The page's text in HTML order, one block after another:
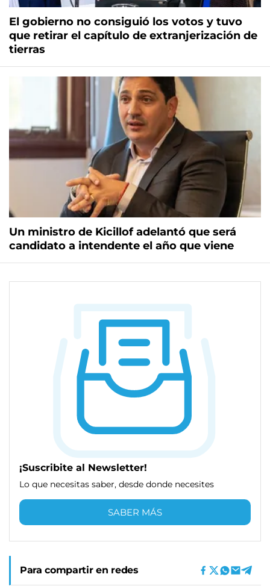
El gobierno no consiguió los votos y tuvo
que retirar el capítulo de extranjerización de
tierras
Un ministro de Kicillof adelantó que será
candidato a intendente el año que viene
¡Suscribite al Newsletter!
Lo que necesitas saber, desde donde necesites
SABER MÁS
Para compartir en redes